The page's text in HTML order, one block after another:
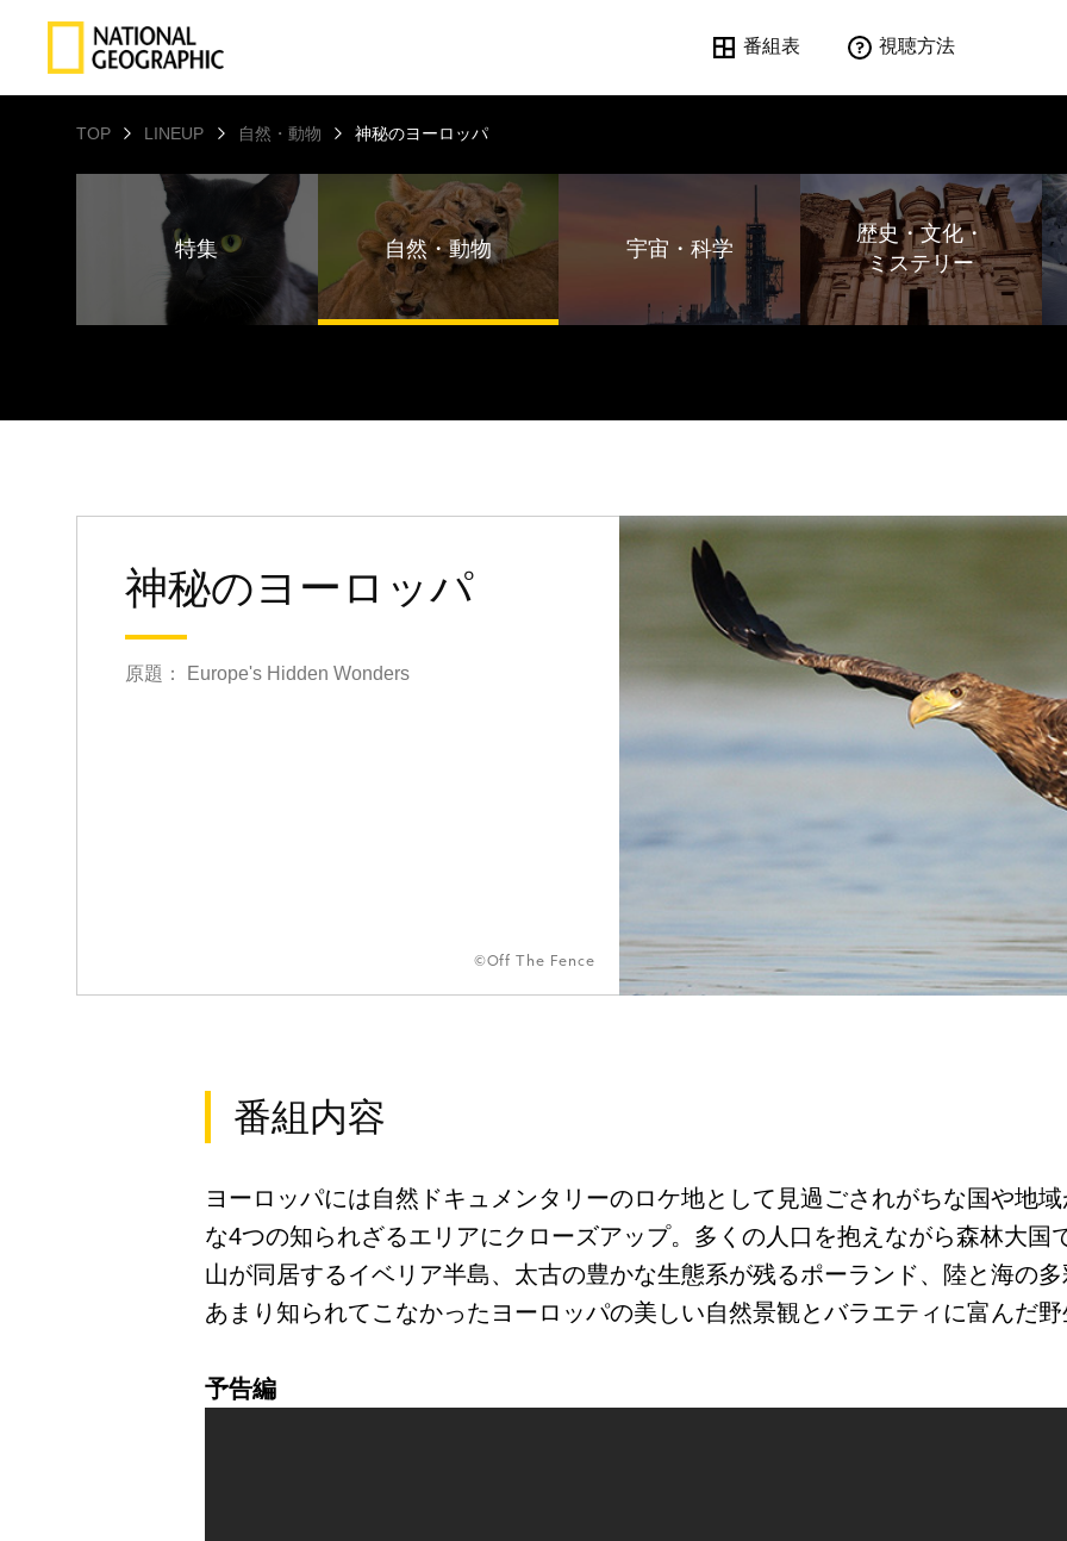
番組表 視聴方法
TOP LINEUP 自然・動物 神秘のヨーロッパ
特集 自然・動物 宇宙・科学
歴史・文化・
ミステリー
神秘のヨーロッパ
原題： Europe's Hidden Wonders
©Off The Fence
番組内容
ヨーロッパには自然ドキュメンタリーのロケ地として見過ごされがちな国や地
な4つの知られざるエリアにクローズアップ。多くの人口を抱えながら森林大国
山が同居するイベリア半島、太古の豊かな生態系が残るポーランド、陸と海の
あまり知られてこなかったヨーロッパの美しい自然景観とバラエティに富んだ
予告編